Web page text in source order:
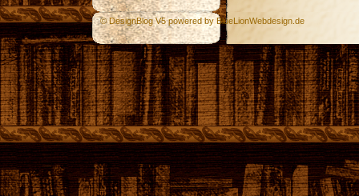
© DesignBlog V5 powered by BlueLionWebdesign.de